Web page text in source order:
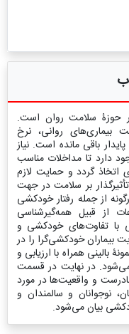
حوزۀ سلامت روان است.
بیماری‌های روانی، نرخ
باقی مانده است. نیاز
دارد تا مداخلات مناسب
گردد و حمایت لازم
بر سلامت در جهت
از جمله رفتار خودکشی
از قبیل همه‌گیرشناسی
با تفاوت‌های خودکشی و
بیماران خودکشی‌گرا را در
بالینی همراه با ارزیابی و
در نهایت در قسمت
و واقعیت‌ها در مورد
نوجوانان و سالمندان و
بیان می‌شود.